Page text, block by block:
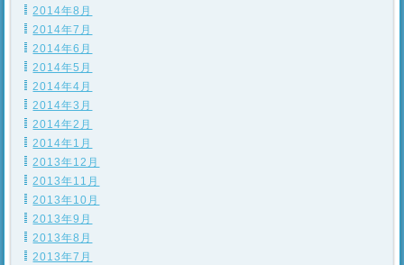
2014年8月
2014年7月
2014年6月
2014年5月
2014年4月
2014年3月
2014年2月
2014年1月
2013年12月
2013年11月
2013年10月
2013年9月
2013年8月
2013年7月